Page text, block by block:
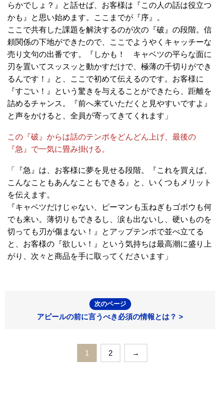
らかでしょ？』と話せば、お客様は『この人の話は役立つ
かも』と思い始めます。ここまでが『序』。
ここで共有した課題を解決するのが次の『破』の段階。信
頼関係の下地ができたので、ここでようやくキャッチーな
売り文句の出番です。『しかも！ キャベツの平らな面に
刃を置いてスッスッと動かすだけで、極薄の千切りができ
るんです！』と、ここで初めて伝えるのです。お客様に
『すごい！』という驚きを与えることができたら、距離を
詰めるチャンス。『前へ来ていただくと見やすいですよ』
と声をかけると、全員が寄ってきてくれます」
この『破』からは話のテンポをどんどん上げ、最後の
『急』で一気に畳み掛ける。
「『急』は、お客様に夢を見せる段階。『これを買えば、
こんなこともあんなこともできる』と、いくつもメリット
を伝えます。
『キャベツだけじゃない、ピーマンも玉ねぎもゴボウも何
でも来い。薄切りもできるし、涙も出ないし、硬いものを
切っても刃が傷まない！』とアップテンポで並べ立てる
と、お客様の『欲しい！』という気持ちは最高潮に盛り上
がり、次々と商品を手に取ってくださいます」
次のページ
アピールの前に言うべき必須の情報とは？ >
1 2 →